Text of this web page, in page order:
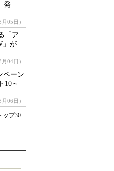
発
月05日）
「ア
」が
月04日）
ペーン
10～
月06日）
ップ30